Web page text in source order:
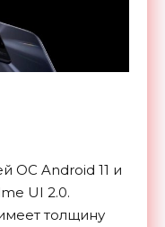
ОС Android 11 и
UI 2.0.
толщину